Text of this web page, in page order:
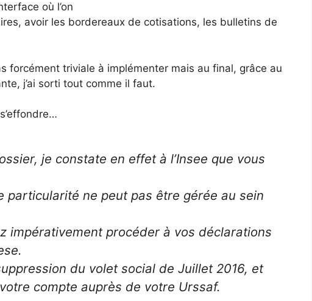
où l’on
avoir les bordereaux de cotisations, les bulletins de
forcément triviale à implémenter mais au final, grâce au
j’ai sorti tout comme il faut.
je constate en effet à l’Insee que vous
particularité ne peut pas être gérée au sein
impérativement procéder à vos déclarations
du volet social de Juillet 2016, et
compte auprès de votre Urssaf.